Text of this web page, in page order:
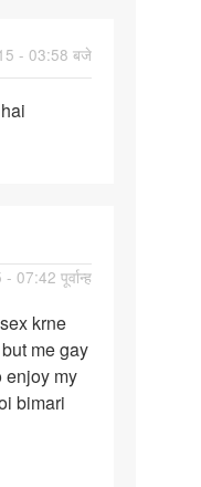
- 03:58 बजे
07:42 पूर्वान्ह
krne
me gay
enjoy my
bimari